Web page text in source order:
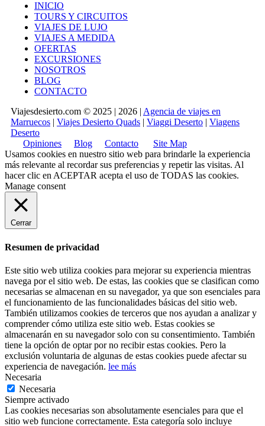
INICIO
TOURS Y CIRCUITOS
VIAJES DE LUJO
VIAJES A MEDIDA
OFERTAS
EXCURSIONES
NOSOTROS
BLOG
CONTACTO
Viajesdesierto.com © 2025 | 2026 | Agencia de viajes en
Marruecos | Viajes Desierto Quads | Viaggi Deserto | Viagens
Deserto
Opiniones
Blog Contacto
Site Map
Usamos cookies en nuestro sitio web para brindarle la experiencia
más relevante al recordar sus preferencias y repetir las visitas. Al
hacer clic en ACEPTAR acepta el uso de TODAS las cookies.
Manage consent
Cerrar
Resumen de privacidad
Este sitio web utiliza cookies para mejorar su experiencia mientras
navega por el sitio web. De estas, las cookies que se clasifican como
necesarias se almacenan en su navegador, ya que son esenciales para
el funcionamiento de las funcionalidades básicas del sitio web.
También utilizamos cookies de terceros que nos ayudan a analizar y
comprender cómo utiliza este sitio web. Estas cookies se
almacenarán en su navegador solo con su consentimiento. También
tiene la opción de optar por no recibir estas cookies. Pero la
exclusión voluntaria de algunas de estas cookies puede afectar su
experiencia de navegación. lee más
Necesaria
Necesaria
Siempre activado
Las cookies necesarias son absolutamente esenciales para que el
sitio web funcione correctamente. Esta categoría solo incluye